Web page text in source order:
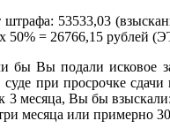
53533,03
50% = 26766,15 рублей
бы Вы подали исковое
суде при просрочке
3 месяца, Вы бы
месяца или примерно